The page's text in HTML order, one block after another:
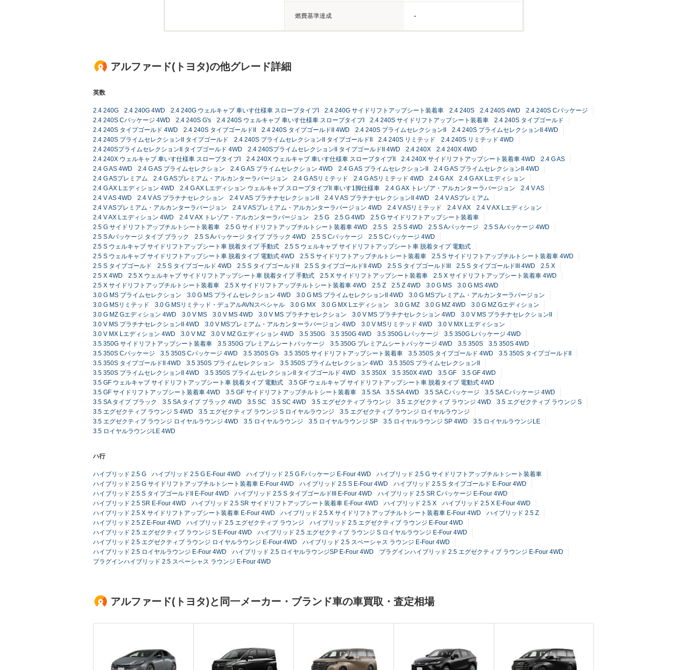
燃費基準達成 -
アルファード(トヨタ)の他グレード詳細
英数
2.4 240G 2.4 240G 4WD 2.4 240G ウェルキャブ 車いす仕様車 スロープタイプI 2.4 240G サイドリフトアップシート装着車 2.4 240S 2.4 240S 4WD
2.4 240S Cパッケージ
2.4 240S Cパッケージ 4WD
2.4 240S G's 2.4 240S ウェルキャブ 車いす仕様車 スロープタイプI 2.4 240S サイドリフトアップシート装着車
2.4 240S タイプゴールド
2.4 240S タイプゴールド 4WD
2.4 240S タイプゴールドII 2.4 240S タイプゴールドII 4WD 2.4 240S プライムセレクションII
2.4 240S プライムセレクションII 4WD
2.4 240S プライムセレクションII タイプゴールド
2.4 240S プライムセレクションII タイプゴールドII 2.4 240S リミテッド
2.4 240S リミテッド 4WD
2.4 240SプライムセレクションII タイプゴールド 4WD
2.4 240SプライムセレクションII タイプゴールドII 4WD 2.4 240X
2.4 240X 4WD
2.4 240X ウェルキャブ 車いす仕様車 スロープタイプI
2.4 240X ウェルキャブ 車いす仕様車 スロープタイプII 2.4 240X サイドリフトアップシート装着車 4WD
2.4 G AS
2.4 G AS 4WD
2.4 G AS プライムセレクション 2.4 G AS プライムセレクション 4WD 2.4 G AS プライムセレクションII
2.4 G AS プライムセレクションII 4WD
2.4 G ASプレミアム
2.4 G ASプレミアム・アルカンターラバージョン 2.4 G ASリミテッド 2.4 G ASリミテッド 4WD 2.4 G AX
2.4 G AX Lエディション
2.4 G AX Lエディション 4WD
2.4 G AX Lエディション ウェルキャブ スロープタイプII 車いす1脚仕様車 2.4 G AX トレゾア・アルカンターラバージョン
2.4 V AS
2.4 V AS 4WD
2.4 V AS プラチナセレクション 2.4 V AS プラチナセレクションII 2.4 V AS プラチナセレクションII 4WD
2.4 V ASプレミアム
2.4 V ASプレミアム・アルカンターラバージョン
2.4 V ASプレミアム・アルカンターラバージョン 4WD 2.4 V ASリミテッド 2.4 V AX
2.4 V AX Lエディション
2.4 V AX Lエディション 4WD
2.4 V AX トレゾア・アルカンターラバージョン 2.5 G 2.5 G 4WD
2.5 G サイドリフトアップシート装着車
2.5 G サイドリフトアップチルトシート装着車
2.5 G サイドリフトアップチルトシート装着車 4WD 2.5 S 2.5 S 4WD 2.5 S Aパッケージ
2.5 S Aパッケージ 4WD
2.5 S Aパッケージ タイプ ブラック
2.5 S Aパッケージ タイプ ブラック 4WD 2.5 S Cパッケージ
2.5 S Cパッケージ 4WD
2.5 S ウェルキャブ サイドリフトアップシート車 脱着タイプ 手動式
2.5 S ウェルキャブ サイドリフトアップシート車 脱着タイプ 電動式
2.5 S ウェルキャブ サイドリフトアップシート車 脱着タイプ 電動式 4WD
2.5 S サイドリフトアップチルトシート装着車
2.5 S サイドリフトアップチルトシート装着車 4WD
2.5 S タイプゴールド
2.5 S タイプゴールド 4WD 2.5 S タイプゴールドII 2.5 S タイプゴールドII 4WD 2.5 S タイプゴールドIII 2.5 S タイプゴールドIII 4WD
2.5 X
2.5 X 4WD
2.5 X ウェルキャブ サイドリフトアップシート車 脱着タイプ 手動式 2.5 X サイドリフトアップシート装着車
2.5 X サイドリフトアップシート装着車 4WD
2.5 X サイドリフトアップチルトシート装着車
2.5 X サイドリフトアップチルトシート装着車 4WD 2.5 Z 2.5 Z 4WD 3.0 G MS
3.0 G MS 4WD
3.0 G MS プライムセレクション
3.0 G MS プライムセレクション 4WD 3.0 G MS プライムセレクションII 4WD
3.0 G MSプレミアム・アルカンターラバージョン
3.0 G MSリミテッド
3.0 G MSリミテッド・デュアルAVNスペシャル 3.0 G MX 3.0 G MX Lエディション 3.0 G MZ 3.0 G MZ 4WD
3.0 G MZ Gエディション
3.0 G MZ Gエディション 4WD
3.0 V MS 3.0 V MS 4WD 3.0 V MS プラチナセレクション 3.0 V MS プラチナセレクション 4WD
3.0 V MS プラチナセレクションII
3.0 V MS プラチナセレクションII 4WD
3.0 V MSプレミアム・アルカンターラバージョン 4WD 3.0 V MSリミテッド 4WD
3.0 V MX Lエディション
3.0 V MX Lエディション 4WD
3.0 V MZ 3.0 V MZ Gエディション 4WD 3.5 350G 3.5 350G 4WD 3.5 350G Lパッケージ
3.5 350G Lパッケージ 4WD
3.5 350G サイドリフトアップシート装着車
3.5 350G プレミアムシートパッケージ 3.5 350G プレミアムシートパッケージ 4WD 3.5 350S
3.5 350S 4WD
3.5 350S Cパッケージ
3.5 350S Cパッケージ 4WD 3.5 350S G's 3.5 350S サイドリフトアップシート装着車 3.5 350S タイプゴールド 4WD
3.5 350S タイプゴールドII
3.5 350S タイプゴールドII 4WD
3.5 350S プライムセレクション 3.5 350S プライムセレクション 4WD
3.5 350S プライムセレクションII
3.5 350S プライムセレクションII 4WD
3.5 350S プライムセレクションII タイプゴールド 4WD 3.5 350X 3.5 350X 4WD 3.5 GF
3.5 GF 4WD
3.5 GF ウェルキャブ サイドリフトアップシート車 脱着タイプ 電動式
3.5 GF ウェルキャブ サイドリフトアップシート車 脱着タイプ 電動式 4WD
3.5 GF サイドリフトアップシート装着車 4WD
3.5 GF サイドリフトアップチルトシート装着車 3.5 SA 3.5 SA 4WD 3.5 SA Cパッケージ
3.5 SA Cパッケージ 4WD
3.5 SA タイプ ブラック
3.5 SA タイプ ブラック 4WD 3.5 SC 3.5 SC 4WD 3.5 エグゼクティブ ラウンジ 3.5 エグゼクティブ ラウンジ 4WD
3.5 エグゼクティブ ラウンジ S
3.5 エグゼクティブ ラウンジ S 4WD
3.5 エグゼクティブ ラウンジ S ロイヤルラウンジ
3.5 エグゼクティブ ラウンジ ロイヤルラウンジ
3.5 エグゼクティブ ラウンジ ロイヤルラウンジ 4WD
3.5 ロイヤルラウンジ 3.5 ロイヤルラウンジ SP 3.5 ロイヤルラウンジ SP 4WD
3.5 ロイヤルラウンジLE
3.5 ロイヤルラウンジLE 4WD
ハ行
ハイブリッド 2.5 G ハイブリッド 2.5 G E-Four 4WD ハイブリッド 2.5 G Fパッケージ E-Four 4WD
ハイブリッド 2.5 G サイドリフトアップチルトシート装着車
ハイブリッド 2.5 G サイドリフトアップチルトシート装着車 E-Four 4WD
ハイブリッド 2.5 S E-Four 4WD
ハイブリッド 2.5 S タイプゴールド E-Four 4WD
ハイブリッド 2.5 S タイプゴールドII E-Four 4WD
ハイブリッド 2.5 S タイプゴールドIII E-Four 4WD
ハイブリッド 2.5 SR Cパッケージ E-Four 4WD
ハイブリッド 2.5 SR E-Four 4WD
ハイブリッド 2.5 SR サイドリフトアップシート装着車 E-Four 4WD ハイブリッド 2.5 X
ハイブリッド 2.5 X E-Four 4WD
ハイブリッド 2.5 X サイドリフトアップシート装着車 E-Four 4WD
ハイブリッド 2.5 X サイドリフトアップチルトシート装着車 E-Four 4WD
ハイブリッド 2.5 Z
ハイブリッド 2.5 Z E-Four 4WD
ハイブリッド 2.5 エグゼクティブ ラウンジ
ハイブリッド 2.5 エグゼクティブ ラウンジ E-Four 4WD
ハイブリッド 2.5 エグゼクティブ ラウンジ S E-Four 4WD
ハイブリッド 2.5 エグゼクティブ ラウンジ S ロイヤルラウンジ E-Four 4WD
ハイブリッド 2.5 エグゼクティブ ラウンジ ロイヤルラウンジ E-Four 4WD
ハイブリッド 2.5 スペーシャス ラウンジ E-Four 4WD
ハイブリッド 2.5 ロイヤルラウンジ E-Four 4WD
ハイブリッド 2.5 ロイヤルラウンジSP E-Four 4WD
プラグインハイブリッド 2.5 エグゼクティブ ラウンジ E-Four 4WD
プラグインハイブリッド 2.5 スペーシャス ラウンジ E-Four 4WD
アルファード(トヨタ)と同一メーカー・ブランド車の車買取・査定相場